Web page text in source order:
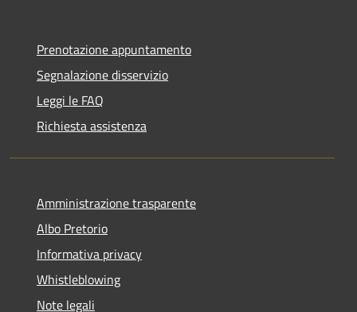
Prenotazione appuntamento
Segnalazione disservizio
Leggi le FAQ
Richiesta assistenza
Amministrazione trasparente
Albo Pretorio
Informativa privacy
Whistleblowing
Note legali